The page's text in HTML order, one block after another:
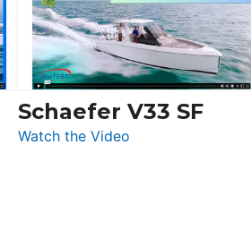
Schaefer V33 SF
Watch the Video: